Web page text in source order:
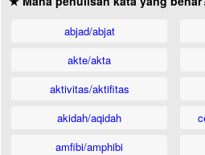
abjad/abjat
akte/akta
aktivitas/aktifitas
akidah/aqidah
amfibi/amphibi